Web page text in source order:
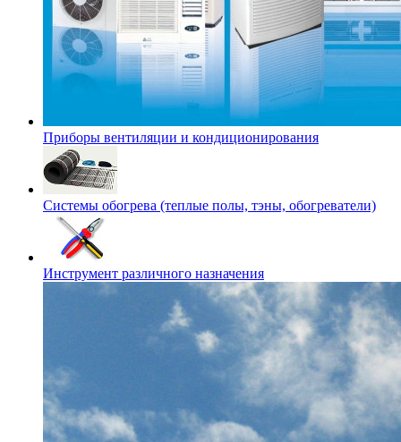
Приборы вентиляции и кондиционирования
Системы обогрева (теплые полы, тэны, обогреватели)
Инструмент различного назначения